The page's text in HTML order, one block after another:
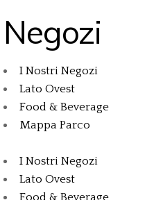
Negozi
I Nostri Negozi
Lato Ovest
Food & Beverage
Mappa Parco
I Nostri Negozi
Lato Ovest
Food & Beverage